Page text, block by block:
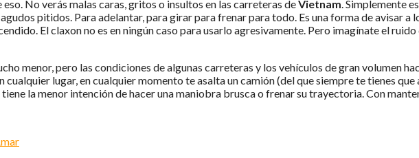
No verás malas caras, gritos o insultos en las carreteras deVietnam . Simplemente
pitidos. Para adelantar, para girar para frenar para todo. Es una forma de avisar a
El claxon no es en ningún caso para usarlo agresivamente. Pero imagínate el
menor, pero las condiciones de algunas carreteras y los vehículos de gran volumen
lugar, en cualquier momento te asalta un camión (del que siempre te tienes
la menor intención de hacer una maniobra brusca o frenar su trayectoria. Con